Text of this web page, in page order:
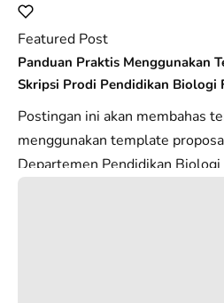
Featured Post
Panduan Praktis Menggunakan
Skripsi Prodi Pendidikan Biologi
Postingan ini akan membahas
menggunakan template
Departemen Pendidikan Biologi